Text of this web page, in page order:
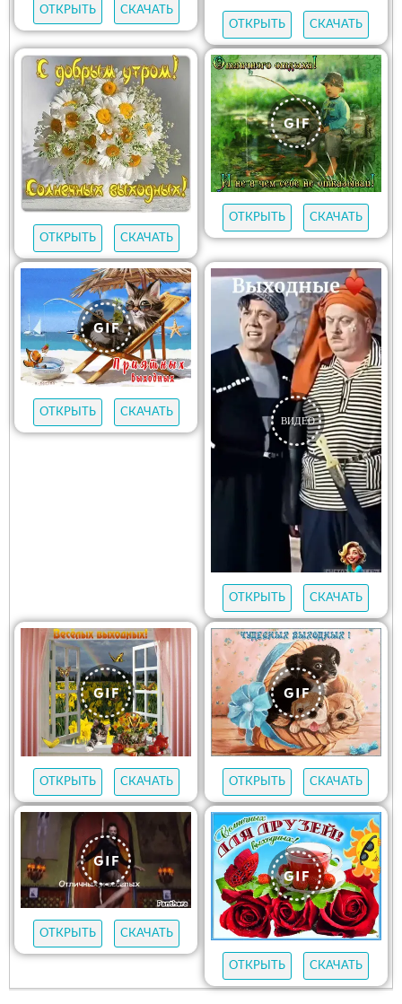
ОТКРЫТЬ
СКАЧАТЬ
ОТКРЫТЬ
СКАЧАТЬ
ОТКРЫТЬ СКАЧАТЬ
ОТКРЫТЬ СКАЧАТЬ
ОТКРЫТЬ СКАЧАТЬ
ОТКРЫТЬ СКАЧАТЬ
ОТКРЫТЬ СКАЧАТЬ ОТКРЫТЬ СКАЧАТЬ
ОТКРЫТЬ СКАЧАТЬ
ОТКРЫТЬ СКАЧАТЬ